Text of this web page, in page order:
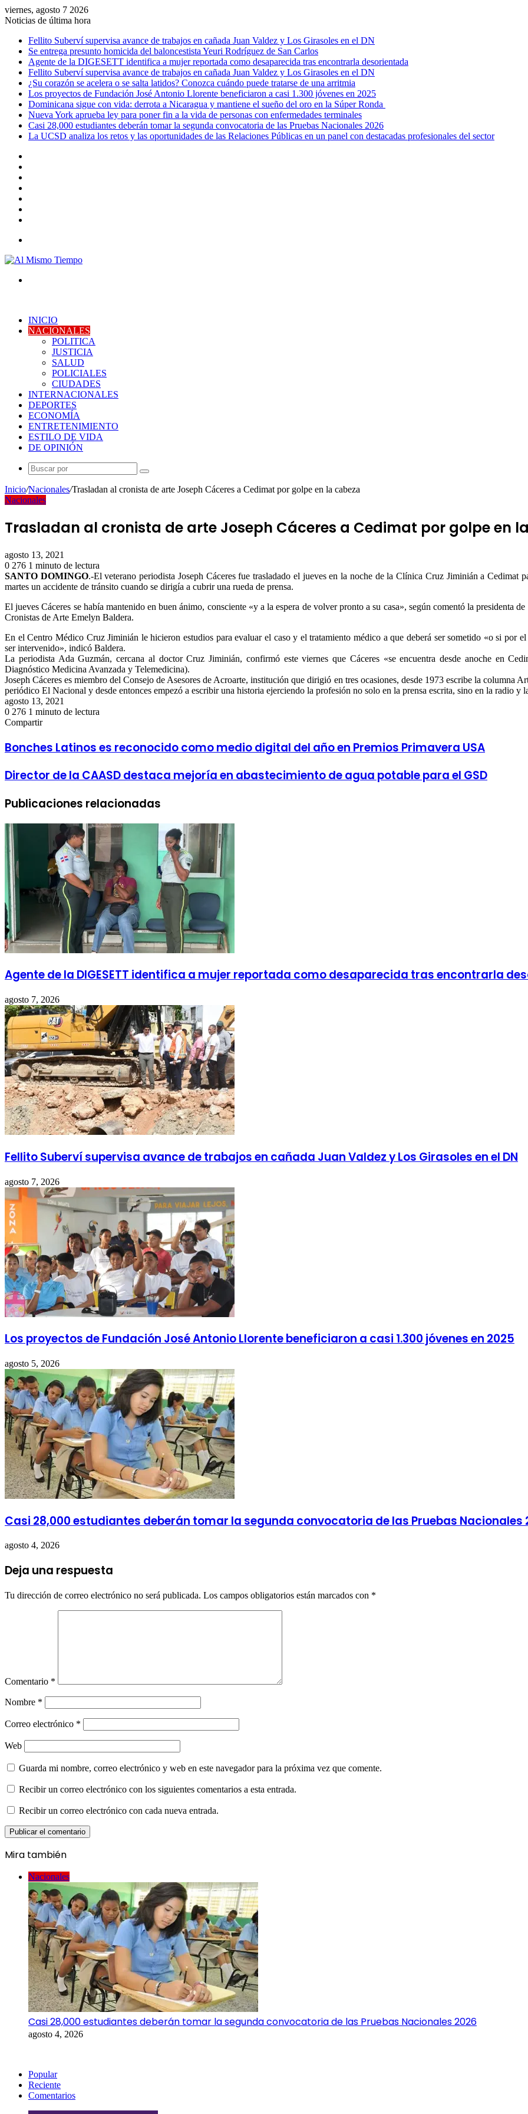
viernes, agosto 7 2026
Noticias de última hora
Fellito Suberví supervisa avance de trabajos en cañada Juan Valdez y Los Girasoles en el DN
Se entrega presunto homicida del baloncestista Yeuri Rodríguez de San Carlos
Agente de la DIGESETT identifica a mujer reportada como desaparecida tras encontrarla desorientada
Fellito Suberví supervisa avance de trabajos en cañada Juan Valdez y Los Girasoles en el DN
¿Su corazón se acelera o se salta latidos? Conozca cuándo puede tratarse de una arritmia
Los proyectos de Fundación José Antonio Llorente beneficiaron a casi 1.300 jóvenes en 2025
Dominicana sigue con vida: derrota a Nicaragua y mantiene el sueño del oro en la Súper Ronda
Nueva York aprueba ley para poner fin a la vida de personas con enfermedades terminales
Casi 28,000 estudiantes deberán tomar la segunda convocatoria de las Pruebas Nacionales 2026
La UCSD analiza los retos y las oportunidades de las Relaciones Públicas en un panel con destacadas profesionales del sector
INICIO
NACIONALES
POLITICA
JUSTICIA
SALUD
POLICIALES
CIUDADES
INTERNACIONALES
DEPORTES
ECONOMÍA
ENTRETENIMIENTO
ESTILO DE VIDA
DE OPINIÓN
Buscar
por
Inicio/Nacionales/Trasladan al cronista de arte Joseph Cáceres a Cedimat por golpe en la cabeza
Nacionales
Trasladan al cronista de arte Joseph Cáceres a Cedimat por golpe en
agosto 13, 2021
0 276 1 minuto de lectura
Facebook
Twitter
LinkedIn
Tumblr
Pinterest
Reddit
Pocket
SANTO DOMINGO.-El veterano periodista Joseph Cáceres fue trasladado el jueves en la noche de la Clínica Cruz Jiminián a Cedimat
martes un accidente de tránsito cuando se dirigía a cubrir una rueda de prensa.
El jueves Cáceres se había mantenido en buen ánimo, consciente «y a la espera de volver pronto a su casa», según comentó la presidenta
Cronistas de Arte Emelyn Baldera.
En el Centro Médico Cruz Jiminián le hicieron estudios para evaluar el caso y el tratamiento médico a que deberá ser sometido «o si por
ser intervenido», indicó Baldera.
La periodista Ada Guzmán, cercana al doctor Cruz Jiminián, confirmó este viernes que Cáceres «se encuentra desde anoche en
Diagnóstico Medicina Avanzada y Telemedicina).
Joseph Cáceres es miembro del Consejo de Asesores de Acroarte, institución que dirigió en tres ocasiones, desde 1973 escribe la columna
periódico El Nacional y desde entonces empezó a escribir una historia ejerciendo la profesión no solo en la prensa escrita, sino en la radio y
agosto 13, 2021
0 276 1 minuto de lectura
Facebook
Twitter
LinkedIn
Tumblr
Pinterest
Reddit
Pocket
Compartir
por
correo
Bonches Latinos es reconocido como medio digital del año en Premios Primavera USA
Director de la CAASD destaca mejoría en abastecimiento de agua potable para el GSD
Publicaciones relacionadas
Agente de la DIGESETT identifica a mujer reportada como desaparecida tras encontrarla
agosto 7, 2026
Fellito Suberví supervisa avance de trabajos en cañada Juan Valdez y Los Girasoles en el DN
agosto 7, 2026
Los proyectos de Fundación José Antonio Llorente beneficiaron a casi 1.300 jóvenes en 2025
agosto 5, 2026
Casi 28,000 estudiantes deberán tomar la segunda convocatoria de las Pruebas Nacionales
agosto 4, 2026
Deja una respuesta
Tu dirección de correo electrónico no será publicada. Los campos obligatorios están marcados con *
Comentario *
Nombre *
Correo electrónico *
Web
Guarda mi nombre, correo electrónico y web en este navegador para la próxima vez que comente.
Recibir un correo electrónico con los siguientes comentarios a esta entrada.
Recibir un correo electrónico con cada nueva entrada.
Mira también
Nacionales
Casi 28,000 estudiantes deberán tomar la segunda convocatoria de las Pruebas Nacionales 2026
agosto 4, 2026
Popular
Reciente
Comentarios